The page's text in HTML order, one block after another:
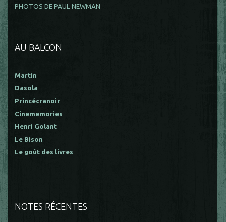
PHOTOS DE PAUL NEWMAN
AU BALCON
Martin
Dasola
Princécranoir
Cinememories
Henri Golant
Le Bison
Le goût des livres
NOTES RÉCENTES